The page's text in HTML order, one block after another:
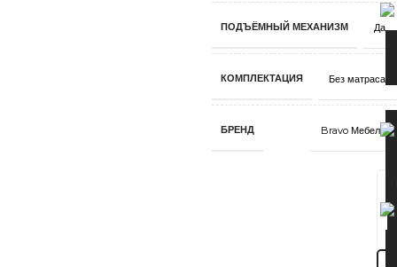
ПОДЪЁМНЫЙ МЕХАНИЗМ Да
КОМПЛЕКТАЦИЯ Без матраса
БРЕНД Bravo Мебель